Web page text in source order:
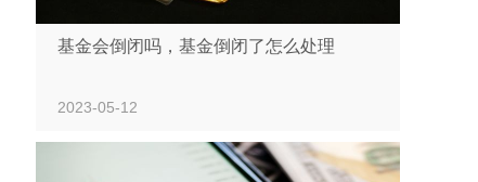
基金会倒闭吗，基金倒闭了怎么处理
2023-05-12